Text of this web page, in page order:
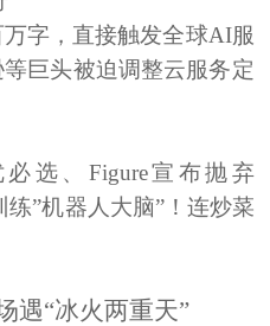
字，直接触发全球AI服
巨头被迫调整云服务定
选、Figure宣布抛弃
练”机器人大脑”！连炒菜
遇“冰火两重天”